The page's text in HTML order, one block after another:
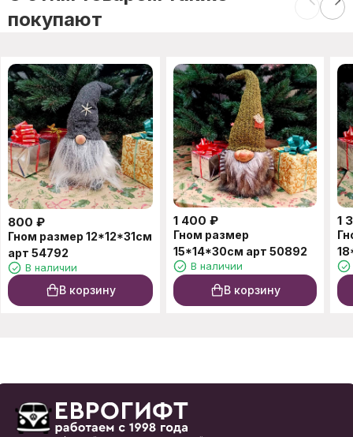
покупают
800 ₽
Гном размер 12*12*31см
арт 54792
В наличии
В корзину
1 400 ₽
Гном размер
15*14*30см арт 50892
В наличии
В корзину
1